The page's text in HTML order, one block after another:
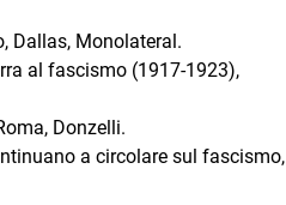
Dallas, Monolateral.
al fascismo (1917-1923),
Donzelli.
a circolare sul fascismo,